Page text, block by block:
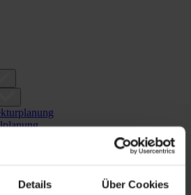
Details Über Cookies
Information Modeling (BIM)